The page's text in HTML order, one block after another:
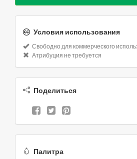
Условия использования
Свободно для коммерческого
Атрибуция не требуется
Поделиться
Палитра